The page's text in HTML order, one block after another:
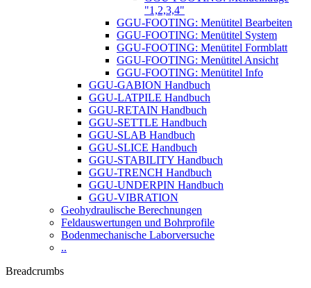
"1,2,3,4"
GGU-FOOTING: Menütitel Bearbeiten
GGU-FOOTING: Menütitel System
GGU-FOOTING: Menütitel Formblatt
GGU-FOOTING: Menütitel Ansicht
GGU-FOOTING: Menütitel Info
GGU-GABION Handbuch
GGU-LATPILE Handbuch
GGU-RETAIN Handbuch
GGU-SETTLE Handbuch
GGU-SLAB Handbuch
GGU-SLICE Handbuch
GGU-STABILITY Handbuch
GGU-TRENCH Handbuch
GGU-UNDERPIN Handbuch
GGU-VIBRATION
Geohydraulische Berechnungen
Feldauswertungen und Bohrprofile
Bodenmechanische Laborversuche
..
Breadcrumbs